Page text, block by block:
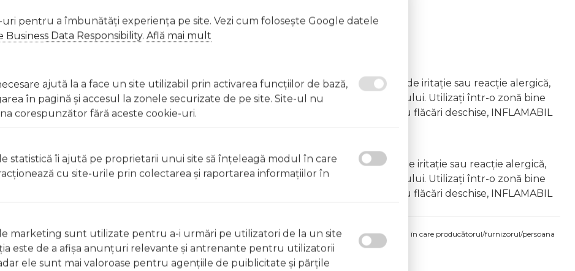
clătiți imediat cu apă din abundență A nu se lăsa la îndemâna copiilor În caz de iritație sau reacție alergică,
aplicați lacul pe unghii deteriorate sau fragile Evitați inhalarea vapourilor produsului. Utilizați într-o zonă bine
consultați imediat un medic Evitați expunerea la surse de căldură sau flăcări deschise, INFLAMABIL
clătiți imediat cu apă din abundențăA nu se lăsa la îndemâna copiilor În caz de iritație sau reacție alergică,
aplicați lacul pe unghii deteriorate sau fragile Evitați inhalarea vapourilor produsului. Utilizați într-o zonă bine
consultați imediat un medic Evitați expunerea la surse de căldură sau flăcări deschise, INFLAMABIL
Excepții pentru care informațiile prezentate pot fi diferite față de cele ale produsului comandat pot fi acelea în care producătorul/furnizorul/persoana
informa în prealabil. În cazul apariției unor diferențe, prevalează informația de pe etichetele produsului fizic.
GE76 Freedom of Beach Wild & Mild 12ml a fost efectuată la data de 06.08.2026
uri pentru a îmbunătăți experiența pe site. Vezi cum folosește Google datele
Business Data Responsibility. Află mai mult
ajută la a face un site utilizabil prin activarea funcţiilor de bază,
în pagină şi accesul la zonele securizate de pe site. Site-ul nu
corespunzător fără aceste cookie-uri.
statistică îi ajută pe proprietarii unui site să înţeleagă modul în care
cu site-urile prin colectarea şi raportarea informaţiilor în
marketing sunt utilizate pentru a-i urmări pe utilizatori de la un site
este de a afişa anunţuri relevante şi antrenante pentru utilizatorii
ele sunt mai valoroase pentru agenţiile de puiblicitate şi părţile